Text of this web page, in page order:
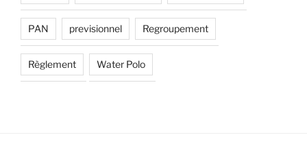
PAN previsionnel Regroupement
Règlement Water Polo